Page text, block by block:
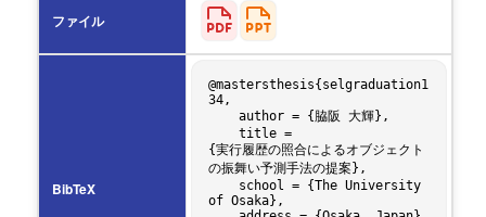
ファイル
BibTeX
@mastersthesis{selgraduation1
34,
{実行履歴の照合によるオブジェクト
の振舞い予測手法の提案},
of Osaka},